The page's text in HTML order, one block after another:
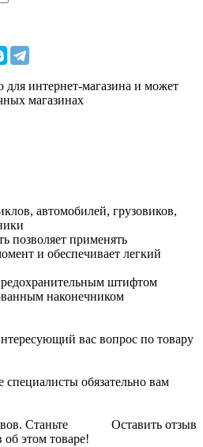
для интернет-магазина и может
магазинах
автомобилей, грузовиков,
позволяет применять
и обеспечивает легкий
штифтом
наконечником
вас вопрос по товару
обязательно вам
Оставить отзыв
Станьте
этом товаре!